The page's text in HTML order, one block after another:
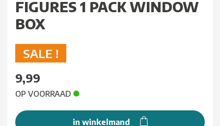
FIGURES 1 PACK WINDOW
BOX
SALE !
9,99
OP VOORRAAD
in winkelmand